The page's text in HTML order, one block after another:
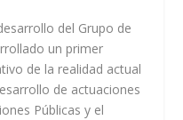
del Grupo de
un primer
de la realidad actual
de actuaciones
Públicas y el